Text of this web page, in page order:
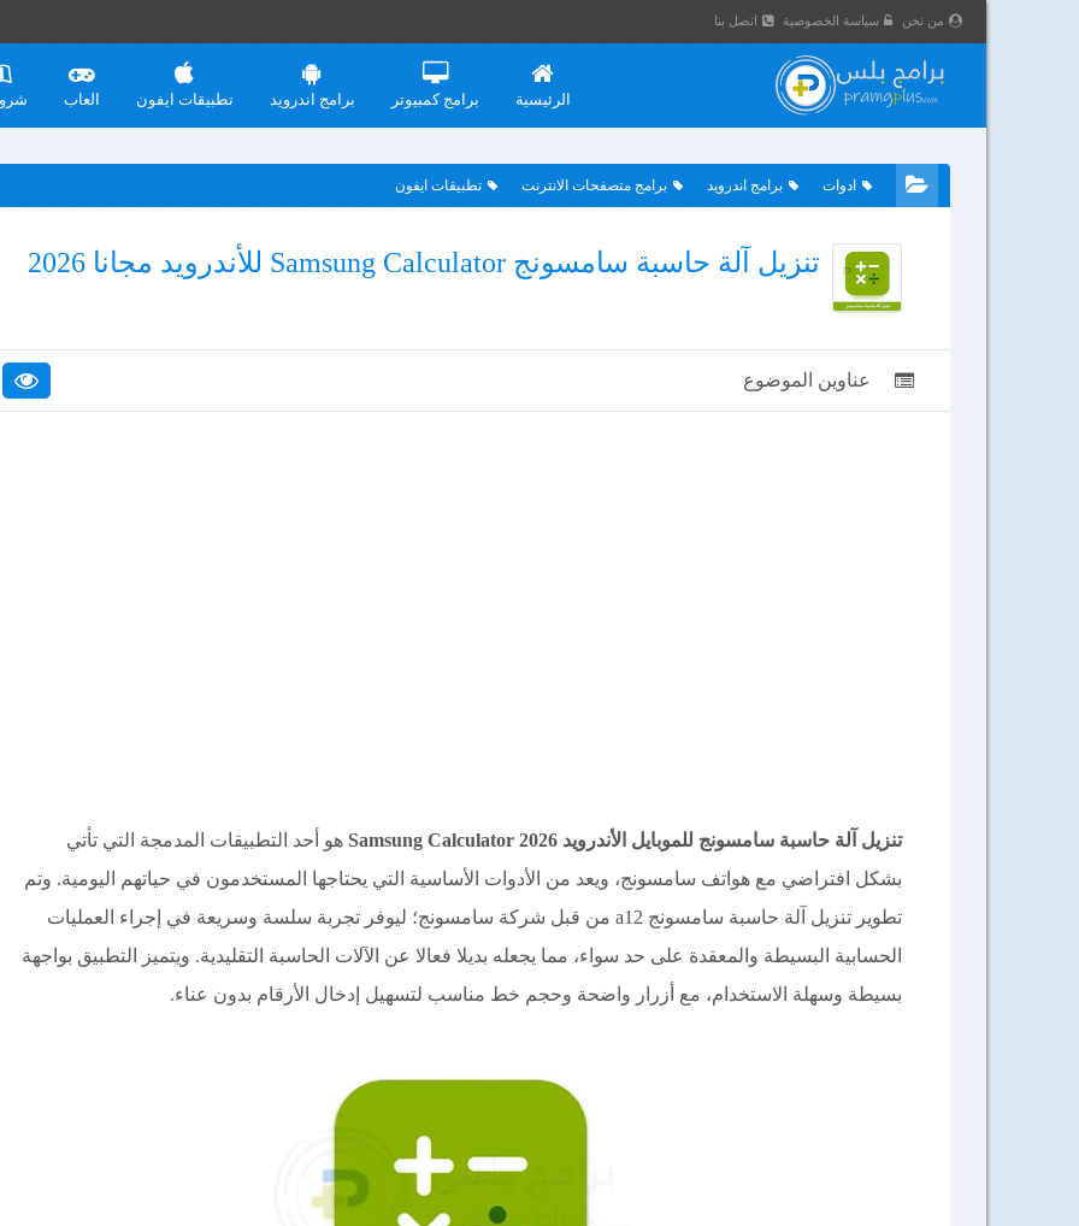
من نحن سياسة الخصوصية اتصل بنا
الرئيسية برامج كمبيوتر برامج اندرويد تطبيقات ايفون العاب
ادوات برامج اندرويد برامج متصفحات الانترنت تطبيقات ايفون
تنزيل آلة حاسبة سامسونج Samsung Calculator للأندرويد مجانا 2026
عناوين الموضوع
تنزيل آلة حاسبة سامسونج للموبايل الأندرويد Samsung Calculator 2026
هو أحد التطبيقات المدمجة التي تأتي
بشكل افتراضي مع هواتف سامسونج، ويعد من الأدوات الأساسية التي يحتاجها المستخدمون في حياتهم اليومية. وتم
تطوير تنزيل آلة حاسبة سامسونج a12 من قبل شركة سامسونج؛ ليوفر تجربة سلسة وسريعة في إجراء العمليات
الحسابية البسيطة والمعقدة على حد سواء، مما يجعله بديلا فعالا عن الآلات الحاسبة التقليدية. ويتميز التطبيق بواجهة
بسيطة وسهلة الاستخدام، مع أزرار واضحة وحجم خط مناسب لتسهيل إدخال الأرقام بدون عناء.